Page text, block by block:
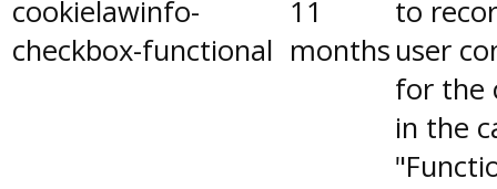
cookielawinfo-
checkbox-functional
11
months
to
user
for the
in the